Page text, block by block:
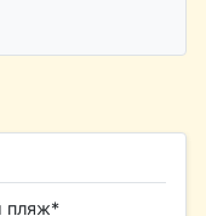
пляж*